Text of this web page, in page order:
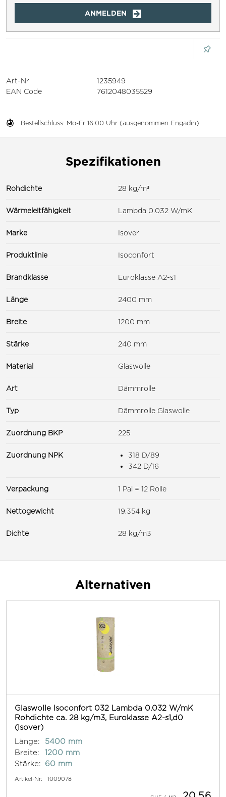
ANMELDEN
Bestellschluss: Mo-Fr 16:00 Uhr (ausgenommen Engadin)
Art-Nr
1235949
EAN Code
7612048035529
Spezifikationen
Rohdichte 28 kg/m³
Wärmeleitfähigkeit Lambda 0.032 W/mK
Marke Isover
Produktlinie Isoconfort
Brandklasse Euroklasse A2-s1
Länge 2400 mm
Breite 1200 mm
Stärke 240 mm
Material Glaswolle
Art Dämmrolle
Typ Dämmrolle Glaswolle
Zuordnung BKP 225
Zuordnung NPK
318 D/89
342 D/16
Verpackung 1 Pal = 12 Rolle
Nettogewicht 19.354 kg
Dichte 28 kg/m3
Alternativen
Glaswolle Isoconfort 032 Lambda 0.032 W/mK
Rohdichte ca. 28 kg/m3, Euroklasse A2-s1,d0
(Isover)
Länge:
5400 mm
Breite:
1200 mm
Stärke:
60 mm
Artikel-Nr: 1009078